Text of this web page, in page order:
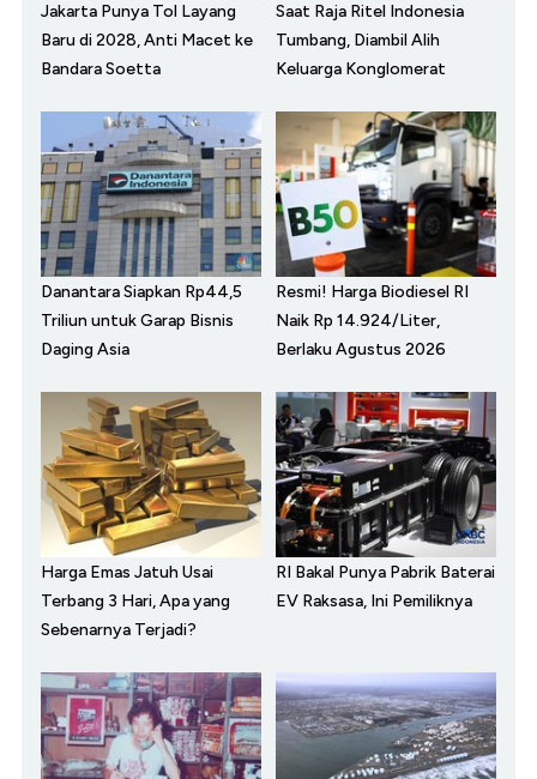
Jakarta Punya Tol Layang
Baru di 2028, Anti Macet ke
Bandara Soetta
Saat Raja Ritel Indonesia
Tumbang, Diambil Alih
Keluarga Konglomerat
Danantara Siapkan Rp44,5
Triliun untuk Garap Bisnis
Daging Asia
Resmi! Harga Biodiesel RI
Naik Rp 14.924/Liter,
Berlaku Agustus 2026
Harga Emas Jatuh Usai
Terbang 3 Hari, Apa yang
Sebenarnya Terjadi?
RI Bakal Punya Pabrik Baterai
EV Raksasa, Ini Pemiliknya